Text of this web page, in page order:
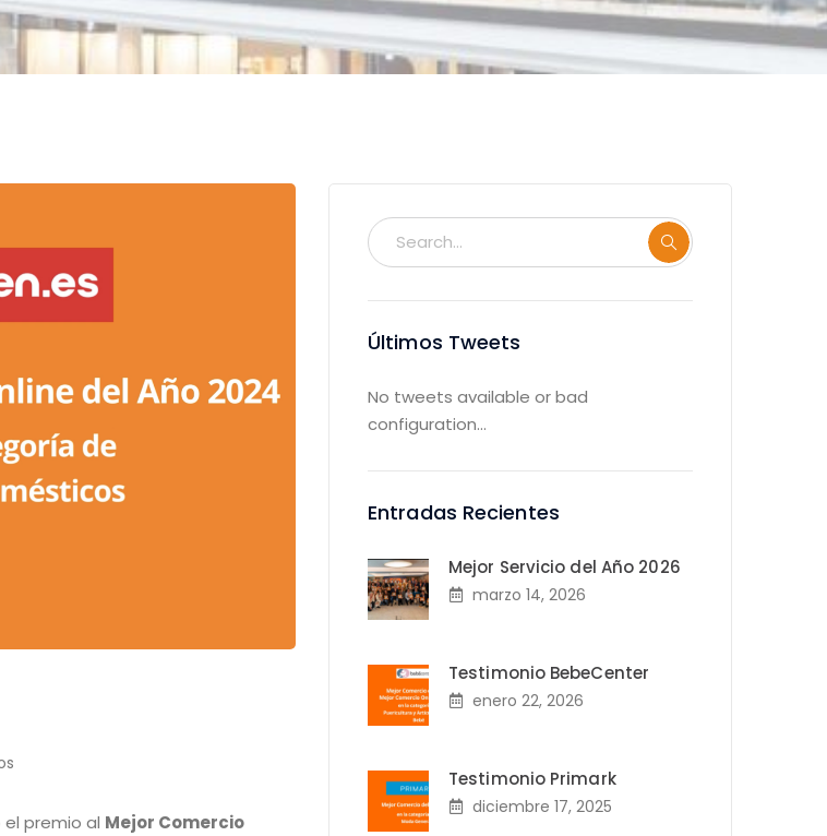
premio al Mejor Comercio
Últimos Tweets
No tweets available or bad
configuration...
Entradas Recientes
Mejor Servicio del Año 2026
marzo 14, 2026
Testimonio BebeCenter
enero 22, 2026
Testimonio Primark
diciembre 17, 2025